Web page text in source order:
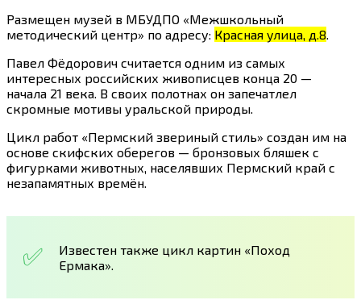
Размещен музей в МБУДПО «Межшкольный
методический центр» по адресу: Красная улица, д.8.
Павел Фёдорович считается одним из самых
интересных российских живописцев конца 20 —
начала 21 века. В своих полотнах он запечатлел
скромные мотивы уральской природы.
Цикл работ «Пермский звериный стиль» создан им на
основе скифских оберегов — бронзовых бляшек с
фигурками животных, населявших Пермский край с
незапамятных времён.
Известен также цикл картин «Поход
Ермака».